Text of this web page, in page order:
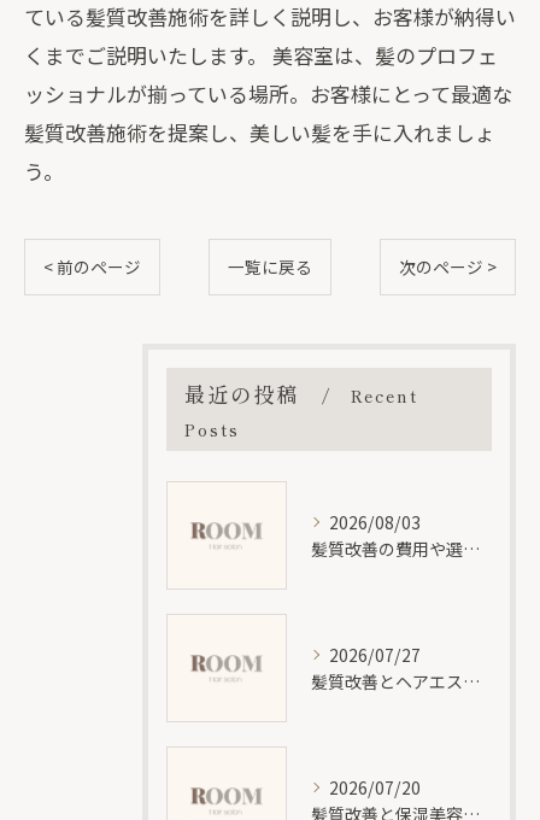
ている髪質改善施術を詳しく説明し、お客様が納得い
くまでご説明いたします。 美容室は、髪のプロフェ
ッショナルが揃っている場所。お客様にとって最適な
髪質改善施術を提案し、美しい髪を手に入れましょ
う。
< 前のページ 一覧に戻る 次のページ >
最近の投稿
Recent
Posts
2026/08/03
髪質改善の費用や選び方を位と神奈川県大和市大和南エリアで徹底解説
2026/07/27
髪質改善とヘアエステの効果と違いを分かりやすく徹底解説
2026/07/20
髪質改善と保湿美容液で神奈川県大和市福田で理想の艶髪を叶える方法